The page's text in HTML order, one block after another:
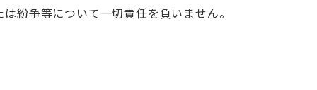
紛争等について一切責任を負いません。